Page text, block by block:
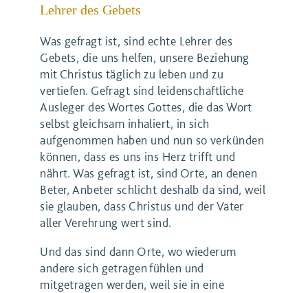
Lehrer des Gebets
Was gefragt ist, sind echte Lehrer des
Gebets, die uns helfen, unsere Beziehung
mit Christus täglich zu leben und zu
vertiefen. Gefragt sind leidenschaftliche
Ausleger des Wortes Gottes, die das Wort
selbst gleichsam inhaliert, in sich
aufgenommen haben und nun so verkünden
können, dass es uns ins Herz trifft und
nährt. Was gefragt ist, sind Orte, an denen
Beter, Anbeter schlicht deshalb da sind, weil
sie glauben, dass Christus und der Vater
aller Verehrung wert sind.
Und das sind dann Orte, wo wiederum
andere sich getragen fühlen und
mitgetragen werden, weil sie in eine